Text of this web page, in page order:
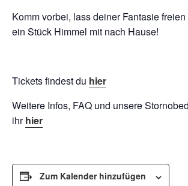
Komm vorbei, lass deiner Fantasie
ein Stück Himmel mit nach Hause!
Tickets findest du hier
Weitere Infos, FAQ und unsere
ihrhier
Zum Kalender hinzufügen